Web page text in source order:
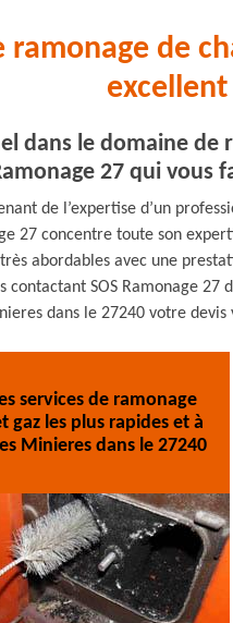
ramonage de
dans le domaine de
27 qui
de l’expertise d’un
27 concentre toute son
abordables avec une
contactant SOS Ramonage
dans le 27240 votre
services de ramonage
gaz les plus rapides et à
Minieres dans le 27240